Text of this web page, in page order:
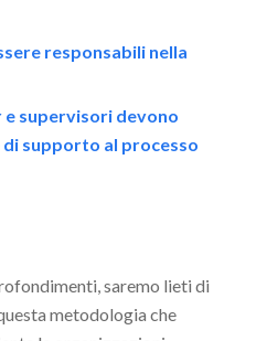
responsabili nella
supervisori devono
di supporto al processo
saremo lieti di
metodologia che